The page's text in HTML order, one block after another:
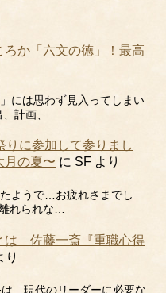
か「六文の徳」！最高
には思わず見入ってしまい
計画、…
りに参加して参りまし
月の夏〜 に SF より
ようで…お疲れさまでし
れられな…
は 佐藤一斎『重職心得
り
、現代のリーダーに必要な